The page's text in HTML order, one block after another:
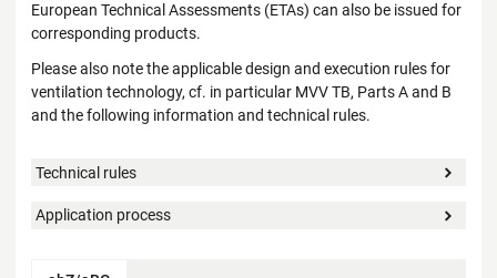
European Technical Assessments (ETAs) can also be issued for
corresponding products.
Please also note the applicable design and execution rules for
ventilation technology, cf. in particular MVV TB, Parts A and B
and the following information and technical rules.
Technical rules
Application process